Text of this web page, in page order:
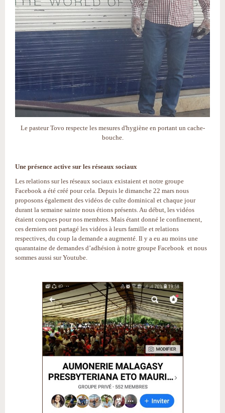
Le pasteur Tovo respecte les mesures d'hygiène en portant un cache-
bouche.
Une présence active sur les réseaux sociaux
Les relations sur les réseaux sociaux existaient et notre groupe
Facebook a été créé pour cela. Depuis le dimanche 22 mars nous
proposons également des vidéos de culte dominical et chaque jour
durant la semaine sainte nous étions présents. Au début, les vidéos
étaient conçues pour nos membres. Mais étant donné le confinement,
ces derniers ont partagé les vidéos à leurs famille et relations
respectives, du coup la demande a augmenté. Il y a eu au moins une
quarantaine de demandes d’adhésion à notre groupe Facebook et nous
sommes aussi sur Youtube.